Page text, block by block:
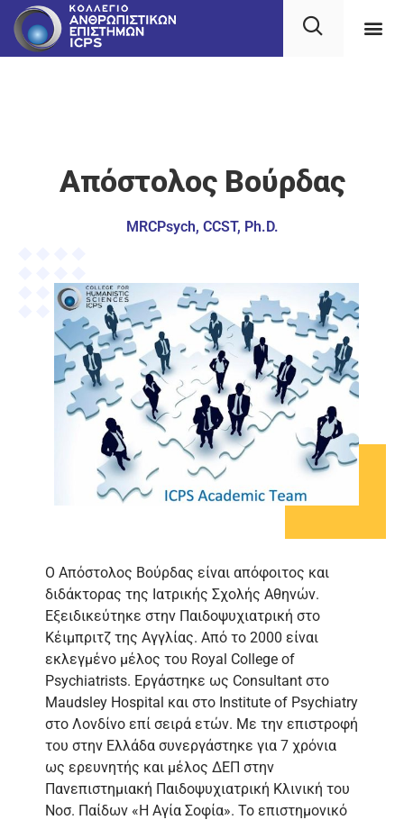
Απόστολος Βούρδας
MRCPsych, CCST, Ph.D.
Ο Απόστολος Βούρδας είναι απόφοιτος και
διδάκτορας της Ιατρικής Σχολής Αθηνών.
Εξειδικεύτηκε στην Παιδοψυχιατρική στο
Κέιμπριτζ της Αγγλίας. Από το 2000 είναι
εκλεγμένο μέλος του Royal College of
Psychiatrists. Εργάστηκε ως Consultant στο
Maudsley Hospital και στο Institute of Psychiatry
στο Λονδίνο επί σειρά ετών. Με την επιστροφή
του στην Ελλάδα συνεργάστηκε για 7 χρόνια
ως ερευνητής και μέλος ΔΕΠ στην
Πανεπιστημιακή Παιδοψυχιατρική Κλινική του
Νοσ. Παίδων «Η Αγία Σοφία». Το επιστημονικό